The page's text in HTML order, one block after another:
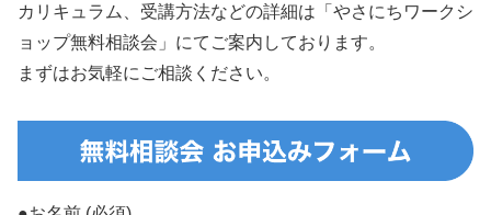
カリキュラム、受講方法などの詳細は「やさにちワークシ
ョップ無料相談会」にてご案内しております。
まずはお気軽にご相談ください。